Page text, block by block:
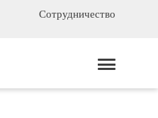
Сотрудничество